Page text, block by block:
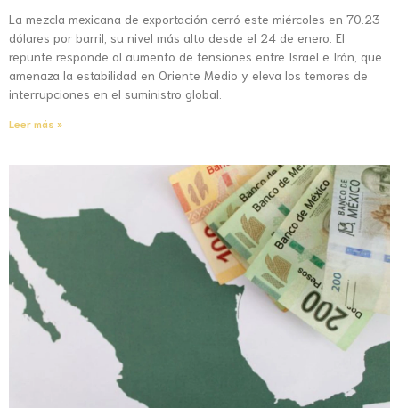
La mezcla mexicana de exportación cerró este miércoles en 70.23
dólares por barril, su nivel más alto desde el 24 de enero. El
repunte responde al aumento de tensiones entre Israel e Irán, que
amenaza la estabilidad en Oriente Medio y eleva los temores de
interrupciones en el suministro global.
Leer más »